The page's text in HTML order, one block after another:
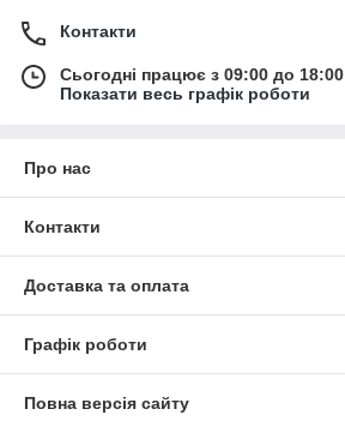
Контакти
Сьогодні працює з 09:00 до 18:00
Показати весь графік роботи
Про нас
Контакти
Доставка та оплата
Графік роботи
Повна версія сайту